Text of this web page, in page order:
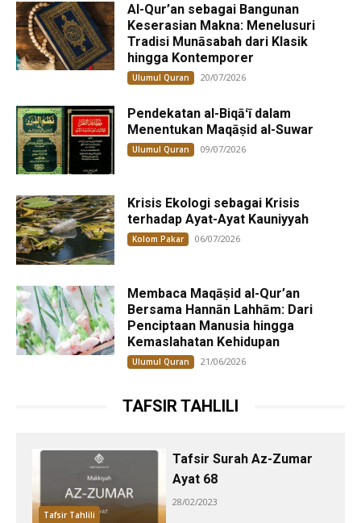
Al-Qur’an sebagai Bangunan
Keserasian Makna: Menelusuri
Tradisi Munāsabah dari Klasik
hingga Kontemporer
Ulumul Quran 20/07/2026
Pendekatan al-Biqāʻī dalam
Menentukan Maqāṣid al-Suwar
Ulumul Quran 09/07/2026
Krisis Ekologi sebagai Krisis
terhadap Ayat-Ayat Kauniyyah
Kolom Pakar 06/07/2026
Membaca Maqāṣid al-Qur’an
Bersama Hannān Lahhām: Dari
Penciptaan Manusia hingga
Kemaslahatan Kehidupan
Ulumul Quran 21/06/2026
TAFSIR TAHLILI
Tafsir Tahlili
Tafsir Surah Az-Zumar
Ayat 68
28/02/2023